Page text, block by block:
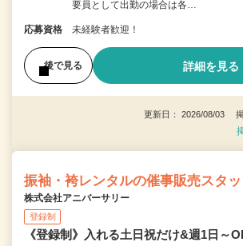
要員として出勤の場合は各…
応募資格 未経験者歓迎！
後で見る 詳細を見る
更新日： 2026/08/03 掲
振袖・袴レンタルの催事販売スタ
株式会社アニバーサリー
登録制
《登録制》入れる土日祝だけ&週1日～